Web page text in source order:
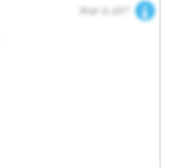
Wat is dit?